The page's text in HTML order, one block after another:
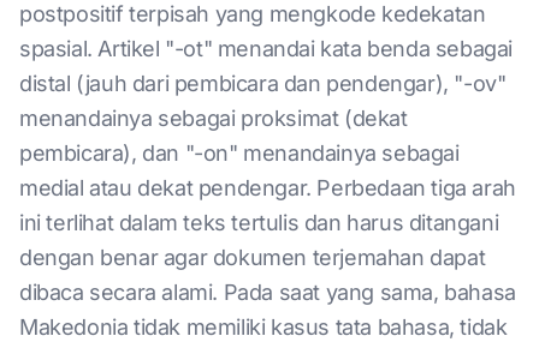
postpositif terpisah yang mengkode kedekatan
spasial. Artikel "-ot" menandai kata benda sebagai
distal (jauh dari pembicara dan pendengar), "-ov"
menandainya sebagai proksimat (dekat
pembicara), dan "-on" menandainya sebagai
medial atau dekat pendengar. Perbedaan tiga arah
ini terlihat dalam teks tertulis dan harus ditangani
dengan benar agar dokumen terjemahan dapat
dibaca secara alami. Pada saat yang sama, bahasa
Makedonia tidak memiliki kasus tata bahasa, tidak